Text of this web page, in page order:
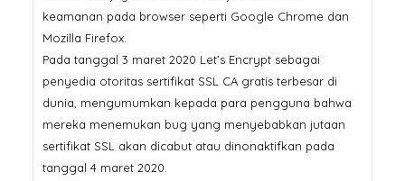
keamanan pada browser seperti Google Chrome dan
Mozilla Firefox.
Pada tanggal 3 maret 2020 Let’s Encrypt sebagai
penyedia otoritas sertifikat SSL CA gratis terbesar di
dunia, mengumumkan kepada para pengguna bahwa
mereka menemukan bug yang menyebabkan jutaan
sertifikat SSL akan dicabut atau dinonaktifkan pada
tanggal 4 maret 2020.